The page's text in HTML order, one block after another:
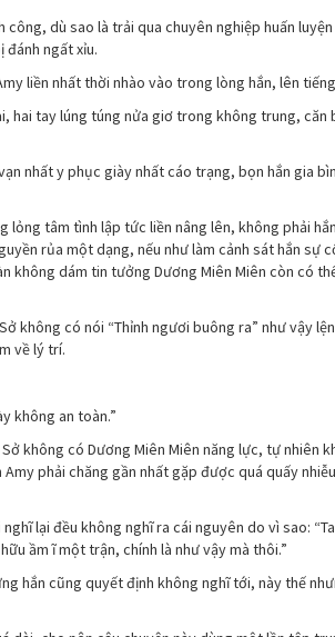
dù sao là trải qua chuyên nghiệp huấn
ngất xỉu.
liền nhất thời nhào vào trong lòng hắn, lên
hai tay lúng túng nửa giơ trong không trung, căn
nhất y phục giày nhất cáo trạng, bọn hắn gia
lỏng tâm tình lập tức liền nâng lên, không phải
rủa một dạng, nếu như làm cảnh sát hắn sự
không dám tin tưởng Dương Miên Miên còn có
không có nói “Thỉnh ngươi buông ra” như vậy
về lý trí.
không an toàn.”
không có Dương Miên Miên năng lực, tự nhiên
phải chăng gần nhất gặp được quá quấy
lại đều không nghĩ ra cái nguyên do vì sao:
ầm ĩ một trận, chính là như vậy mà thôi.”
hắn cũng quyết định không nghĩ tới, này thế